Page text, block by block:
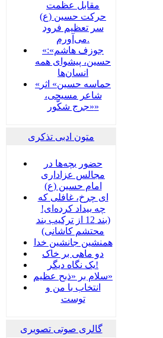
مقابل عظمت
حرکت حسین (ع)
سر تعظیم فرود
می‌آورم.
«جوزف هاشم»:
حسین، پیشوای همه
انسان‌ها
«حماسه حسین» اثر
شاعر مسیحی،
«جرج شکّور»
متون ادبی تذکری
حضور بچه‌‌‌ها در
مجالس عزاداری
امام حسین (ع)
ای چرخ، غافلی که
چه بیداد کرده‌ای!
(بند 12 از ترکیب بند
محتشم کاشانی)
همنشین جانشین خدا
دو ماهی بر خاک
یک نگاه دیگر!
سلام بر «ذبح عظیم»
انتخاب با من و
توست
گالری صوتی تصویری